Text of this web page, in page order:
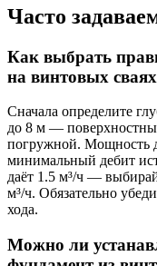
Часто
Как выбрать
на винтовых
Сначала определите
до 8 м —
погружной. Мощность
минимальный дебит
даёт 1.5 м³/ч —
м³/ч. Обязательно
хода.
Можно ли